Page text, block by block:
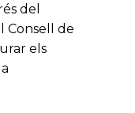
del
Consell de
els